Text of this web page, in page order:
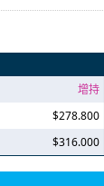
增持
$278.800
$316.000